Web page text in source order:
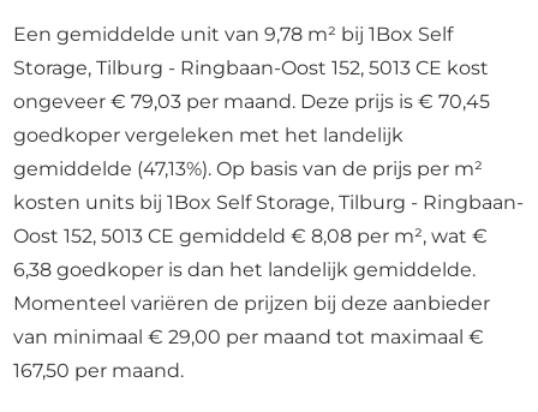
Een gemiddelde unit van 9,78 m² bij 1Box Self
Storage, Tilburg - Ringbaan-Oost 152, 5013 CE kost
ongeveer € 79,03 per maand. Deze prijs is € 70,45
goedkoper vergeleken met het landelijk
gemiddelde (47,13%). Op basis van de prijs per m²
kosten units bij 1Box Self Storage, Tilburg - Ringbaan-
Oost 152, 5013 CE gemiddeld € 8,08 per m², wat €
6,38 goedkoper is dan het landelijk gemiddelde.
Momenteel variëren de prijzen bij deze aanbieder
van minimaal € 29,00 per maand tot maximaal €
167,50 per maand.